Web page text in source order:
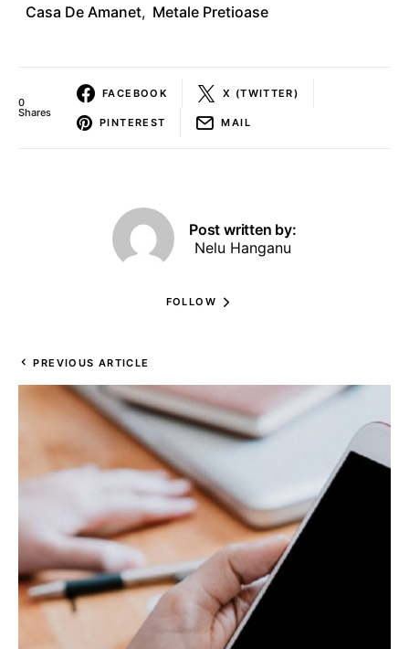
Casa De Amanet, Metale Pretioase
0
Shares
FACEBOOK X (TWITTER)
PINTEREST MAIL
Post written by:
Nelu Hanganu
FOLLOW
PREVIOUS ARTICLE